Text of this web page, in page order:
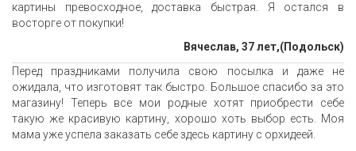
картины превосходное, доставка быстрая. Я остался в
восторге от покупки!
Вячеслав, 37 лет,(Подольск)
Перед праздниками получила свою посылка и даже не
ожидала, что изготовят так быстро. Большое спасибо за это
магазину! Теперь все мои родные хотят приобрести себе
такую же красивую картину, хорошо хоть выбор есть. Моя
мама уже успела заказать себе здесь картину с орхидеей.